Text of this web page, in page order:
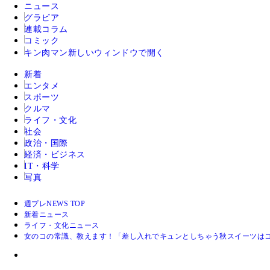
ニュース
グラビア
連載コラム
コミック
キン肉マン 新しいウィンドウで開く
新着
エンタメ
スポーツ
クルマ
ライフ・文化
社会
政治・国際
経済・ビジネス
IT・科学
写真
週プレNEWS TOP
新着ニュース
ライフ・文化ニュース
女のコの常識、教えます！「差し入れでキュンとしちゃう秋スイーツは